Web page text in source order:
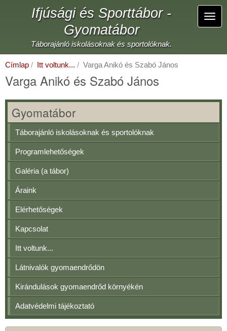
Ifjúsági és Sporttábor -
Gyomatábor
Táborajánló iskolásoknak és sportolóknak.
Címlap Itt voltunk... Varga Anikó és Szabó János
Varga Anikó és Szabó János
Gyomatábor
Táborajánló iskolásoknak és sportolóknak
Programlehetőségek
Galéria (a tábor)
Áraink
Elérhetőségek
Kapcsolat
Itt voltunk...
Látnivalók gyomaendrődön
Kirándulások gyomaendrőd környékén
Adatvédelmi tájékoztató